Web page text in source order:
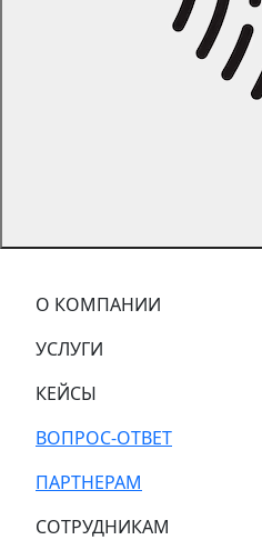
О КОМПАНИИ
УСЛУГИ
КЕЙСЫ
ВОПРОС-ОТВЕТ
ПАРТНЕРАМ
СОТРУДНИКАМ